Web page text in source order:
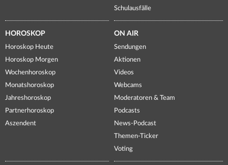
Schulausfälle
HOROSKOP
Horoskop Heute
Horoskop Morgen
Wochenhoroskop
Monatshoroskop
Jahreshoroskop
Partnerhoroskop
Aszendent
ON AIR
Sendungen
Aktionen
Videos
Webcams
Moderatoren & Team
Podcasts
News-Podcast
Themen-Ticker
Voting